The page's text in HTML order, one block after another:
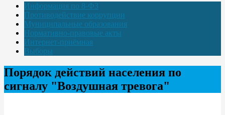
Информация по 8-ФЗ
Противодействие коррупции
Муниципальные образования
Нормативно-правовые акты
Интернет-приёмная
Выборы
Порядок действий населения по
сигналу "Воздушная тревога"